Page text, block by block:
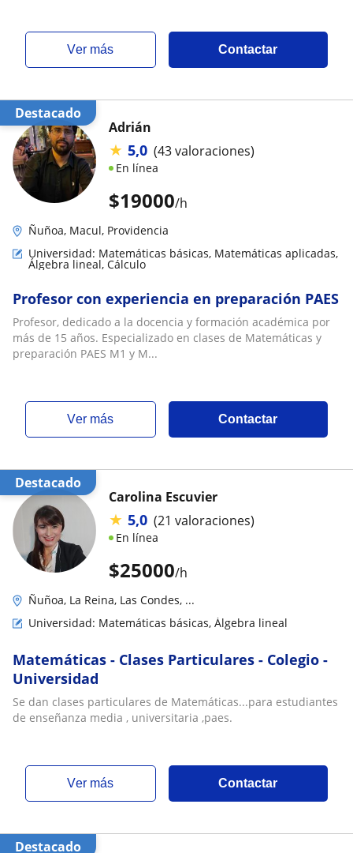
ver más Contactar
Destacado
$19000/h
Adrián
★ 5,0 (43 valoraciones)
En línea
Ñuñoa, Macul, Providencia
Universidad: Matemáticas básicas, Matemáticas aplicadas,
Álgebra lineal, Cálculo
Profesor con experiencia en preparación PAES
Profesor, dedicado a la docencia y formación académica por
más de 15 años. Especializado en clases de Matemáticas y
preparación PAES M1 y M...
ver más Contactar
Destacado
$25000/h
Carolina Escuvier
★ 5,0 (21 valoraciones)
En línea
Ñuñoa, La Reina, Las Condes, ...
Universidad: Matemáticas básicas, Álgebra lineal
Matemáticas - Clases Particulares - Colegio -
Universidad
Se dan clases particulares de Matemáticas...para estudiantes
de enseñanza media , universitaria ,paes.
ver más Contactar
Destacado